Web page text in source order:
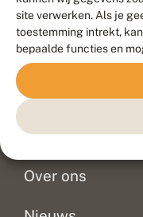
site verwerken. Als je
toestemming intrekt,
bepaalde functies en
Contact
Veelgestelde
Doneer
Over ons
Duurzaam